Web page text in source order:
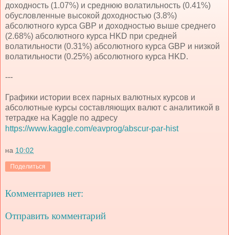
доходность (1.07%) и среднюю волатильность (0.41%)
обусловленные высокой доходностью (3.8%)
абсолютного курса GBP и доходностью выше среднего
(2.68%) абсолютного курса HKD при средней
волатильности (0.31%) абсолютного курса GBP и низкой
волатильности (0.25%) абсолютного курса HKD.
---
Графики истории всех парных валютных курсов и
абсолютные курсы составляющих валют с аналитикой в
тетрадке на Kaggle по адресу
https://www.kaggle.com/eavprog/abscur-par-hist
на 10:02
Поделиться
Комментариев нет:
Отправить комментарий